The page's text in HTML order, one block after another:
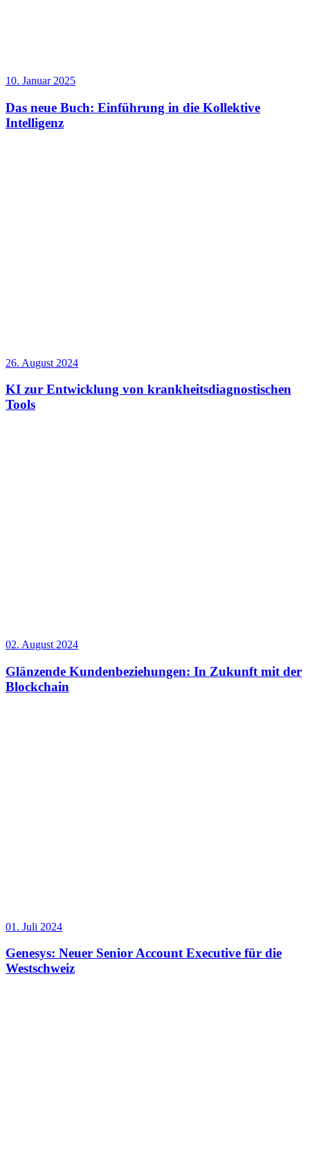
10. Januar 2025
Das neue Buch: Einführung in die Kollektive
Intelligenz
26. August 2024
KI zur Entwicklung von krankheitsdiagnostischen
Tools
02. August 2024
Glänzende Kundenbeziehungen: In Zukunft mit der
Blockchain
01. Juli 2024
Genesys: Neuer Senior Account Executive für die
Westschweiz